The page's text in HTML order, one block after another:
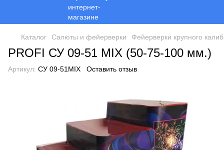
Каталог Салюты и фейерверки Фейерверки крупного
PROFI СУ 09-51 MIX (50-75-100 мм.)
Артикул: СУ 09-51MIX Оставить отзыв